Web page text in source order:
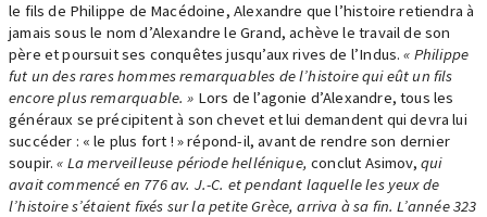
le fils de Philippe de Macédoine, Alexandre que l’histoire retiendra à
jamais sous le nom d’Alexandre le Grand, achève le travail de son
père et poursuit ses conquêtes jusqu’aux rives de l’Indus.« Philippe
fut un des rares hommes remarquables de l’histoire qui eût un fils
encore plus remarquable. » Lors de l’agonie d’Alexandre, tous les
généraux se précipitent à son chevet et lui demandent qui devra lui
succéder : « le plus fort ! » répond-il, avant de rendre son dernier
soupir.« La merveilleuse période hellénique,conclut Asimov, qui
avait commencé en 776 av. J.-C. et pendant laquelle les yeux de
l’histoire s’étaient fixés sur la petite Grèce, arriva à sa fin. L’année 323